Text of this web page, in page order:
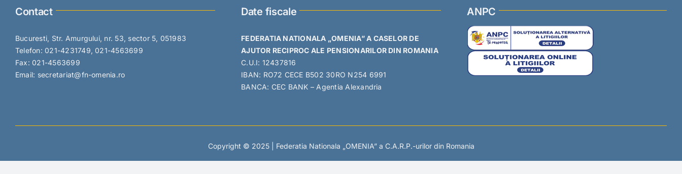
Contact
Bucuresti, Str. Amurgului, nr. 53, sector 5, 051983
Telefon: 021-4231749, 021-4563699
Fax: 021-4563699
Email: secretariat@fn-omenia.ro
Date fiscale
FEDERATIA NATIONALA „OMENIA” A CASELOR DE
AJUTOR RECIPROC ALE PENSIONARILOR DIN ROMANIA
C.U.I: 12437816
IBAN: RO72 CECE B502 30RO N254 6991
BANCA: CEC BANK – Agentia Alexandria
ANPC
Copyright © 2025 | Federatia Nationala „OMENIA” a C.A.R.P.-urilor din Romania